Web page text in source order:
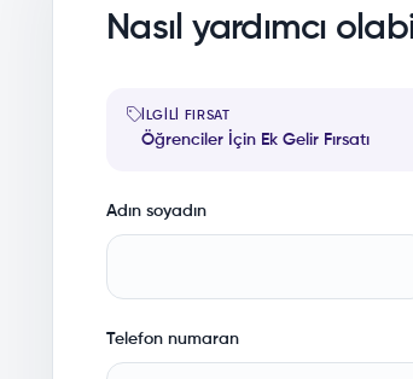
Nasıl yardımcı
İLGILI FIRSAT
Öğrenciler İçin Ek Gelir Fırsatı
Adın soyadın
Telefon numaran